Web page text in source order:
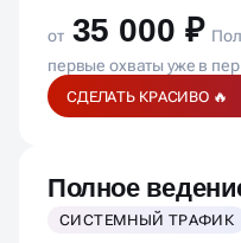
от 35 000 ₽
первые охваты уже в
Полное